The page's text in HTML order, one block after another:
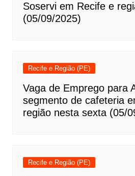
Soservi em Recife e
(05/09/2025)
Recife e Região (PE)
Vaga de Emprego para
segmento de cafeteria
região nesta sexta (05/
Recife e Região (PE)